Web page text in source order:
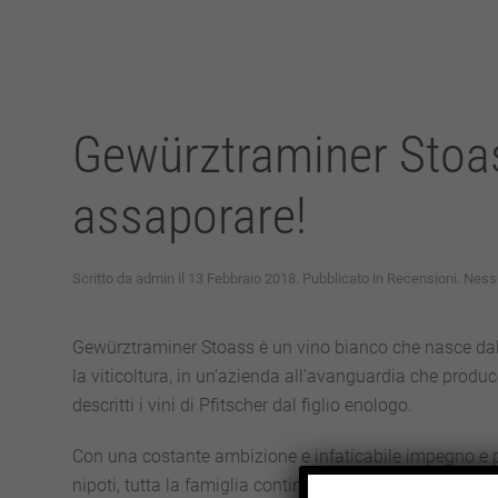
Gewürztraminer
assaporare!
Scritto da admin il 13 Febbraio 2018. Pubblicato in Recensioni.
Gewürztraminer Stoass è un vino bianco che nasce
la viticoltura, in un’azienda all’avanguardia che
descritti i vini di Pfitscher dal figlio enologo.
Con una costante ambizione e infaticabile impegno
nipoti, tutta la famiglia continua, anno dopo anno, a